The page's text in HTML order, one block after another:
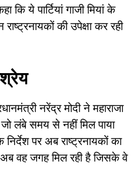
कि ये पार्टियां गाजी मियां के
की उपेक्षा कर रही
श्रेय
नरेंद्र मोदी ने महाराजा
लंबे समय से नहीं मिल पाया
निर्देश पर अब राष्ट्रनायकों का
वह जगह मिल रही है जिसके वे